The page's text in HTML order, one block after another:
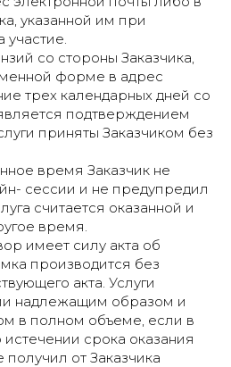
указанной им при
участие.
со стороны Заказчика,
форме в адрес
трех календарных дней со
подтверждением
приняты Заказчиком без
время Заказчик не
сессии и не предупредил
считается оказанной и
время.
имеет силу акта об
производится без
акта. Услуги
надлежащим образом и
в полном объеме, если в
срока оказания
получил от Заказчика